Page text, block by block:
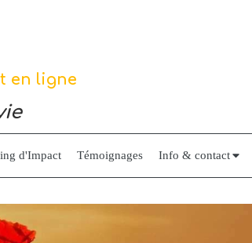
en ligne
d'Impact Témoignages Info & contact